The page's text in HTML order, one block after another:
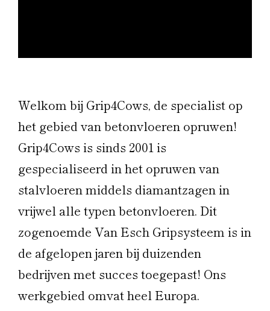
Welkom bij Grip4Cows, de specialist op
het gebied van betonvloeren opruwen!
Grip4Cows is sinds 2001 is
gespecialiseerd in het opruwen van
stalvloeren middels diamantzagen in
vrijwel alle typen betonvloeren. Dit
zogenoemde Van Esch Gripsysteem is in
de afgelopen jaren bij duizenden
bedrijven met succes toegepast! Ons
werkgebied omvat heel Europa.